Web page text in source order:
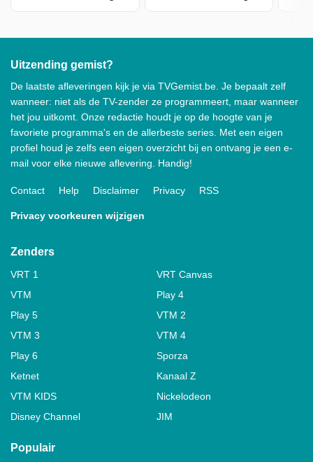
Uitzending gemist?
De laatste afleveringen kijk je via TVGemist.be. Je bepaalt zelf
wanneer: niet als de TV-zender ze programmeert, maar wanneer
het jou uitkomt. Onze redactie houdt je op de hoogte van je
favoriete programma's en de allerbeste series. Met een eigen
profiel houd je zelfs een eigen overzicht bij en ontvang je een e-
mail voor elke nieuwe aflevering. Handig!
Contact Help Disclaimer Privacy RSS
Privacy voorkeuren wijzigen
Zenders
VRT 1
VRT Canvas
VTM
Play 4
Play 5
VTM 2
VTM 3
VTM 4
Play 6
Sporza
Ketnet
Kanaal Z
VTM KIDS
Nickelodeon
Disney Channel
JIM
Populair